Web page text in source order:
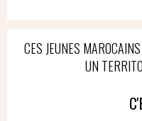
CES JEUNES
UN